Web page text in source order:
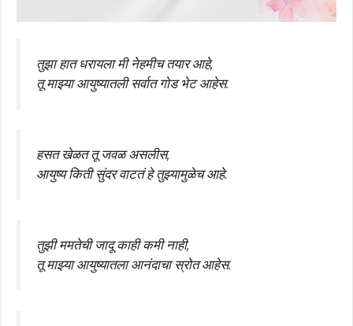
तुझा हात धरायला मी नेहमीच तयार आहे,
तू माझ्या आयुष्यातली सर्वात गोड भेट आहेस.
हसत खेळत तू जवळ असलीस,
आयुष्य किती सुंदर वाटतं हे तुझ्यामुळेच आहे.
तुझी ममतेची जादू काही कमी नाही,
तू माझ्या आयुष्यातला आनंदाचा स्रोत आहेस.